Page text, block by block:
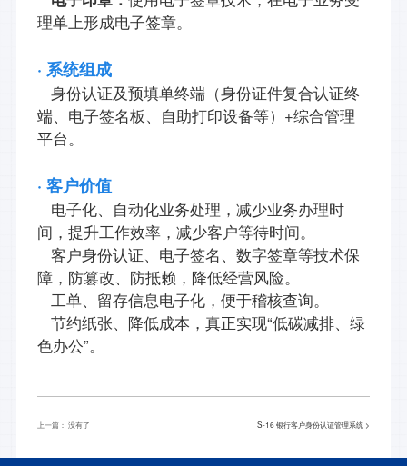
理单上形成电子签章。
· 系统组成
身份认证及预填单终端（身份证件复合认证终
端、电子签名板、自助打印设备等）+综合管理
平台。
· 客户价值
电子化、自动化业务处理，减少业务办理时
间，提升工作效率，减少客户等待时间。
客户身份认证、电子签名、数字签章等技术保
障，防篡改、防抵赖，降低经营风险。
工单、留存信息电子化，便于稽核查询。
节约纸张、降低成本，真正实现“低碳减排、绿
色办公”。
上一篇： 没有了 S-16 银行客户身份认证管理系统 >